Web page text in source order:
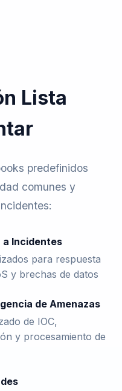
Lista
predefinidos
comunes y
a Incidentes
para respuesta
y brechas de datos
de Amenazas
de IOC,
y procesamiento de